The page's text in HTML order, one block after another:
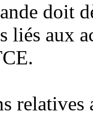
doit
liés aux